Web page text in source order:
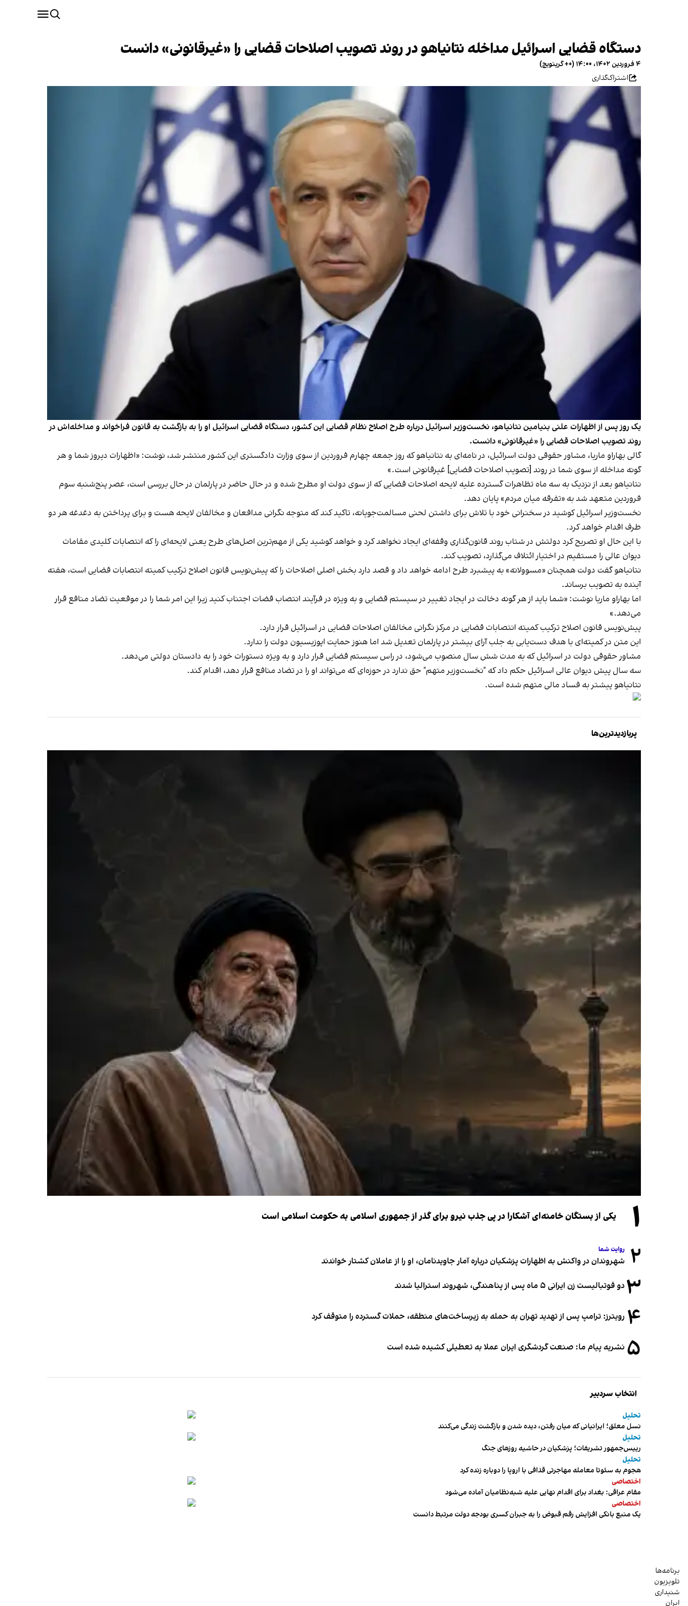
دستگاه قضایی اسرائیل مداخله نتانیاهو در روند تصویب اصلاحات قضایی را «غیرقانونی» دانست
۴ فروردین ۱۴۰۲، ۱۴:۰۰ (‎+۰ گرینویچ)
اشتراک‌گذاری
یک روز پس از اظهارات علنی بنیامین نتانیاهو، نخست‌وزیر اسرائیل درباره طرح اصلاح نظام قضایی این کشور، دستگاه قضایی اسرائیل او را به بازگشت به قانون فراخواند و مداخله‌اش در
روند تصویب اصلاحات قضایی را «غیرقانونی» دانست.
گالی بهاراو ماریا، مشاور حقوقی دولت اسرائیل، در نامه‌ای به نتانیاهو که روز جمعه چهارم فروردین از سوی وزارت دادگستری این کشور منتشر شد، نوشت: «اظهارات دیروز شما و هر
گونه مداخله از سوی شما در روند [تصویب اصلاحات قضایی] غیرقانونی است.»
نتانیاهو بعد از نزدیک به سه ماه تظاهرات گسترده علیه لایحه اصلاحات قضایی که از سوی دولت او مطرح شده و در حال حاضر در پارلمان در حال بررسی است، عصر پنج‌شنبه سوم
فروردین متعهد شد به «تفرقه میان مردم» پایان دهد.
نخست‌وزیر اسرائیل کوشید در سخنرانی خود با تلاش برای داشتن لحنی مسالمت‌جویانه، تاکید کند که متوجه نگرانی مدافعان و مخالفان لایحه هست و برای پرداختن به دغدغه هر دو
طرف اقدام خواهد کرد.
با این حال او تصریح کرد دولتش در شتاب روند قانون‌گذاری وقفه‌ای ایجاد نخواهد کرد و خواهد کوشید یکی از مهم‌ترین اصل‌های طرح یعنی لایحه‌ای را که انتصابات کلیدی مقامات
دیوان عالی را مستقیم در اختیار ائتلاف می‌گذارد، تصویب کند.
نتانیاهو گفت دولت همچنان «مسوولانه» به پیشبرد طرح ادامه خواهد داد و قصد دارد بخش اصلی اصلاحات را که پیش‌نویس قانون اصلاح ترکیب کمیته انتصابات قضایی است، هفته
آینده به تصویب برساند.
اما بهاراو ماریا نوشت: «شما باید از هر گونه دخالت در ایجاد تغییر در سیستم قضایی و به ویژه در فرآیند انتصاب قضات اجتناب کنید زیرا این امر شما را در موقعیت تضاد منافع قرار
می‌دهد.»
پیش‌نویس قانون اصلاح ترکیب کمیته انتصابات قضایی در مرکز نگرانی مخالفان اصلاحات قضایی در اسرائیل قرار دارد.
این متن در کمیته‌ای با هدف دست‌یابی به جلب آرای بیشتر در پارلمان تعدیل شد اما هنوز حمایت اپوزیسیون دولت را ندارد.
مشاور حقوقی دولت در اسرائیل که به مدت شش سال منصوب می‌شود، در راس سیستم قضایی قرار دارد و به ویژه دستورات خود را به دادستان دولتی می‌دهد.
سه سال پیش دیوان عالی اسرائیل حکم داد که "نخست‌وزیر متهم" حق ندارد در حوزه‌ای که می‌تواند او را در تضاد منافع قرار دهد، اقدام کند.
نتانیاهو پیشتر به فساد مالی متهم شده است.
پربازدیدترین‌ها
۱ یکی از بستگان خامنه‌ای آشکارا در پی جذب نیرو برای گذر از جمهوری اسلامی به حکومت اسلامی است
۲ روایت شما
شهروندان در واکنش به اظهارات پزشکیان درباره آمار جاویدنامان، او را از عاملان کشتار خواندند
۳دو فوتبالیست زن ایرانی ۵ ماه پس از پناهندگی، شهروند استرالیا شدند
۴ رویترز: ترامپ پس از تهدید تهران به حمله به زیرساخت‌های منطقه، حملات گسترده را متوقف کرد
۵ نشریه پیام ما: صنعت گردشگری ایران عملا به تعطیلی کشیده شده است
انتخاب سردبیر
تحلیل
نسل معلق؛ ایرانیانی که میان رفتن، دیده شدن و بازگشت زندگی می‌کنند
تحلیل
رییس‌جمهور تشریفات؛ پزشکیان در حاشیه روزهای جنگ
تحلیل
هجوم به سئوتا معامله مهاجرتی قذافی با اروپا را دوباره زنده کرد
اختصاصی
مقام عراقی: بغداد برای اقدام نهایی علیه شبه‌نظامیان آماده می‌شود
اختصاصی
یک منبع بانکی افزایش رقم قبوض را به جبران کسری بودجه دولت مرتبط دانست
برنامه‌ها
تلویزیون
شنیداری
ایران